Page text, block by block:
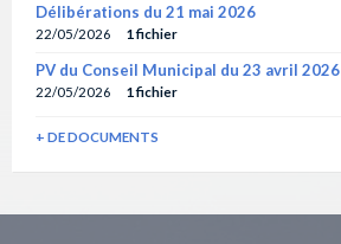
Délibérations du 21 mai 2026
22/05/2026 1 fichier
PV du Conseil Municipal du 23 avril 2026
22/05/2026 1 fichier
+ DE DOCUMENTS